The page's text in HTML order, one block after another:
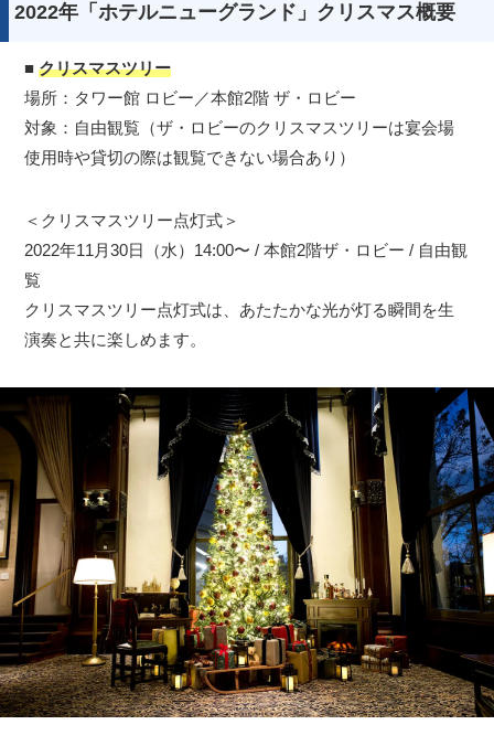
2022年「ホテルニューグランド」クリスマス概要
■クリスマスツリー
場所：タワー館 ロビー／本館2階 ザ・ロビー
対象：自由観覧（ザ・ロビーのクリスマスツリーは宴会場
使用時や貸切の際は観覧できない場合あり）
＜クリスマスツリー点灯式＞
2022年11月30日（水）14:00〜 / 本館2階ザ・ロビー / 自由観
覧
クリスマスツリー点灯式は、あたたかな光が灯る瞬間を生
演奏と共に楽しめます。